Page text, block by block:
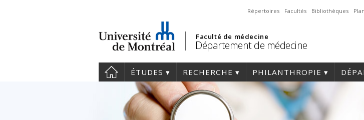
Répertoires Facultés Bibliothèques
Faculté de médecine
Département de médecine
ÉTUDES RECHERCHE PHILANTHROPIE